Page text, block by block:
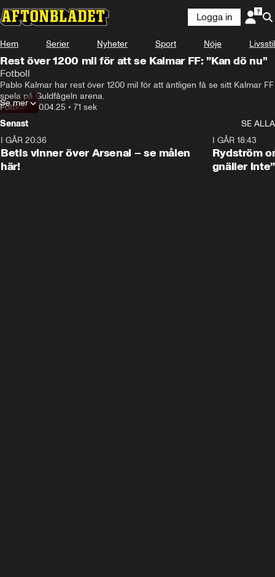
Logga in
Hem Serier Nyheter Sport Nöje Livsstil
Rest över 1200 mil för att se Kalmar FF: ”Kan dö nu”
Fotboll
Pablo Kalmar har rest över 1200 mil för att äntligen få se sitt Kalmar FF
spela på Guldfågeln arena.
Fotboll•20.04.25 • 71 sek
Se mer
Senast
SE ALLA
I GÅR 20:36
Betis vinner över Arsenal – se målen
här!
I GÅR 18:43
Rydström
gnäller inte”